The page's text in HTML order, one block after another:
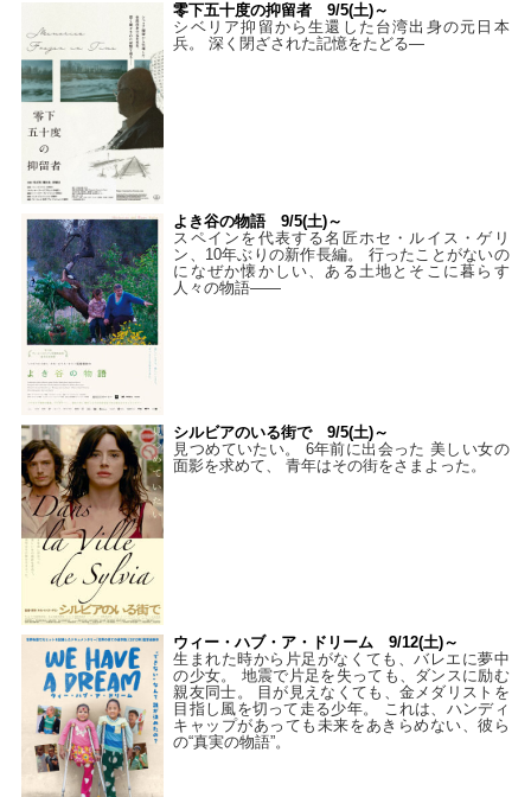
零下五十度の抑留者 9/5(土)～
シベリア抑留から生還した台湾出身の元日本
兵。 深く閉ざされた記憶をたどる—
よき谷の物語 9/5(土)～
スペインを代表する名匠ホセ・ルイス・ゲリ
ン、10年ぶりの新作長編。 行ったことがないの
になぜか懐かしい、ある土地とそこに暮らす
人々の物語――
シルビアのいる街で 9/5(土)～
見つめていたい。 6年前に出会った 美しい女の
面影を求めて、 青年はその街をさまよった。
ウィー・ハブ・ア・ドリーム 9/12(土)～
生まれた時から片足がなくても、バレエに夢中
の少女。 地震で片足を失っても、ダンスに励む
親友同士。 目が見えなくても、金メダリストを
目指し風を切って走る少年。 これは、ハンディ
キャップがあっても未来をあきらめない、彼ら
の“真実の物語”。